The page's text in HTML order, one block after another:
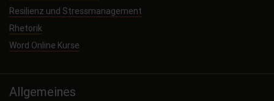
Resilienz und Stressmanagement
Rhetorik
Word Online Kurse
Allgemeines